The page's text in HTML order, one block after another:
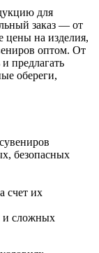
для
заказ — от
цены на изделия,
оптом. От
предлагать
обереги,
безопасных
счет их
и сложных